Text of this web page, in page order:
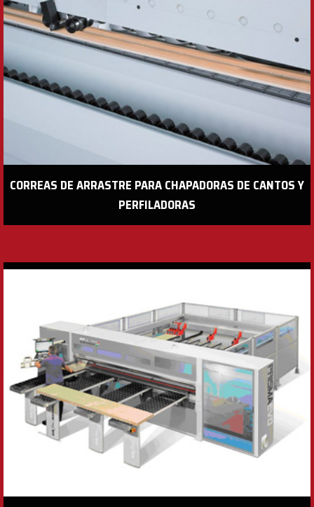
CORREAS DE ARRASTRE PARA CHAPADORAS DE CANTOS Y
PERFILADORAS